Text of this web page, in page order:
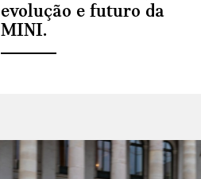
evolução e futuro da
MINI.